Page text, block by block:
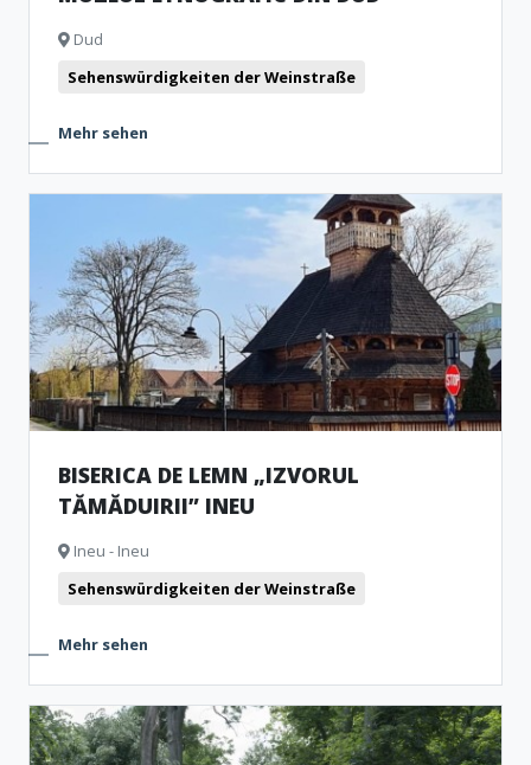
Dud
Sehenswürdigkeiten der Weinstraße
Mehr sehen
BISERICA DE LEMN „IZVORUL
TĂMĂDUIRII” INEU
Ineu - Ineu
Sehenswürdigkeiten der Weinstraße
Mehr sehen